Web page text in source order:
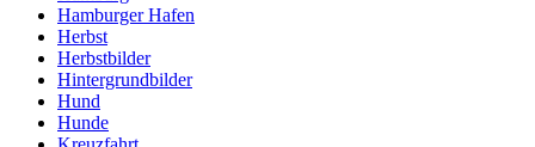
Hamburger Hafen
Herbst
Herbstbilder
Hintergrundbilder
Hund
Hunde